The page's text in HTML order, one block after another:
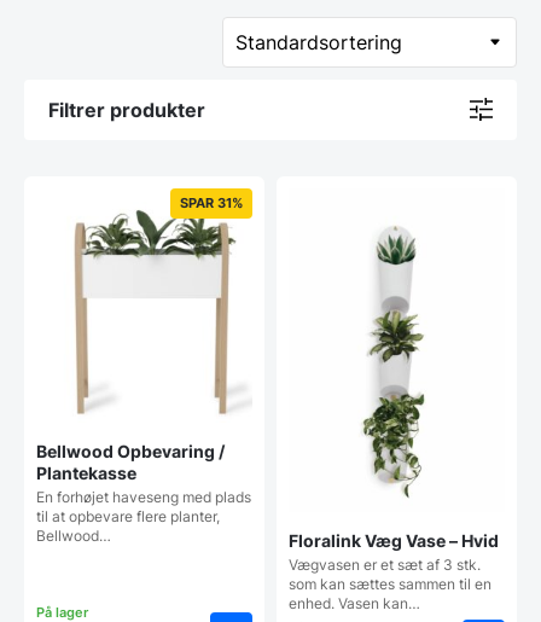
Filtrer produkter
SPAR 31%
Bellwood Opbevaring /
Plantekasse
En forhøjet haveseng med plads
til at opbevare flere planter,
Bellwood…
Floralink Væg Vase – Hvid
Vægvasen er et sæt af 3 stk.
som kan sættes sammen til en
enhed. Vasen kan…